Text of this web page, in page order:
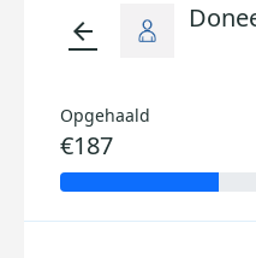
arrow_back
Opgehaald
€187